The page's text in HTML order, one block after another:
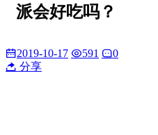
派会好吃吗？
2019-10-17 591
0
分享